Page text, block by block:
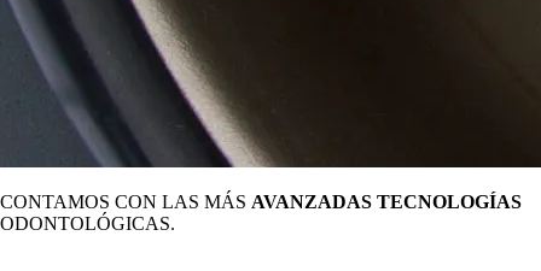
CONTAMOS CON LAS MÁS AVANZADAS TECNOLOGÍAS
ODONTOLÓGICAS.